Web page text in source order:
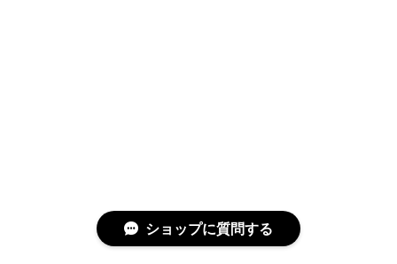
ショップに質問する